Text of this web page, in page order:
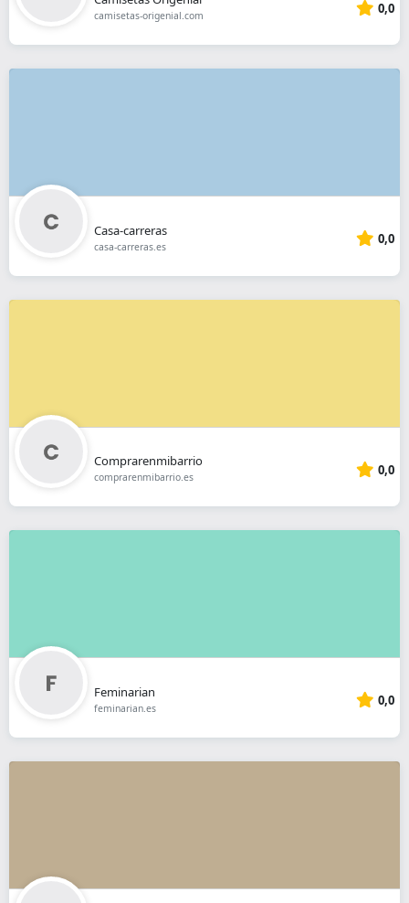
camisetas-origenial.com 0,0
Casa-carreras
casa-carreras.es 0,0
Comprarenmibarrio
comprarenmibarrio.es 0,0
Feminarian
feminarian.es 0,0